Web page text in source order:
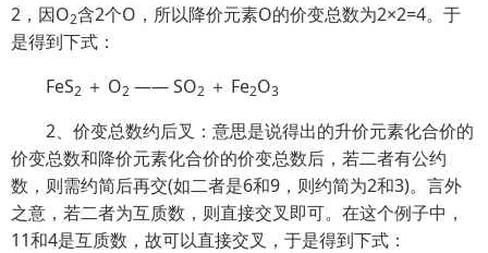
2，因O2含2个O，所以降价元素O的价变总数为2×2=4。于
是得到下式：
FeS2 ＋ O2 —— SO2 ＋ Fe2O3
2、价变总数约后叉：意思是说得出的升价元素化合价的
价变总数和降价元素化合价的价变总数后，若二者有公约
数，则需约简后再交(如二者是6和9，则约简为2和3)。言外
之意，若二者为互质数，则直接交叉即可。在这个例子中，
11和4是互质数，故可以直接交叉，于是得到下式：